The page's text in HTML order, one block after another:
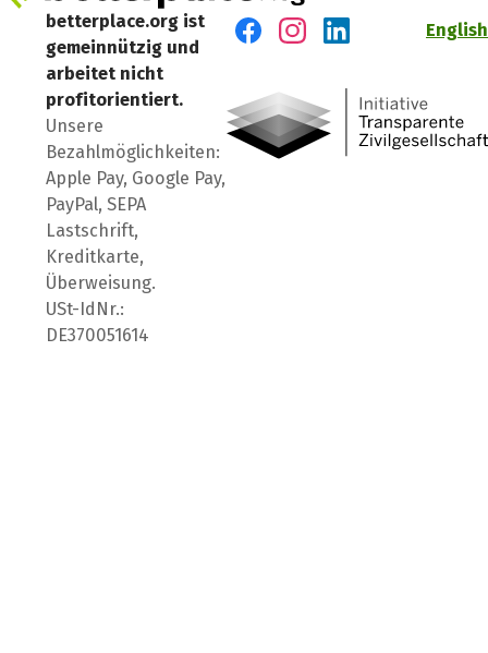
betterplace.org ist
gemeinnützig und
arbeitet nicht
profitorientiert.
Unsere
Bezahlmöglichkeiten:
Apple Pay, Google Pay,
PayPal, SEPA
Lastschrift,
Kreditkarte,
Überweisung.
USt-IdNr.:
DE370051614
English